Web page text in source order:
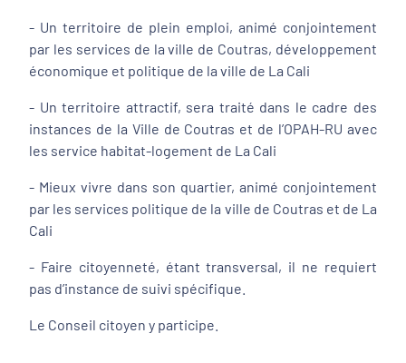
- Un territoire de plein emploi, animé conjointement
par les services de la ville de Coutras, développement
économique et politique de la ville de La Cali
- Un territoire attractif, sera traité dans le cadre des
instances de la Ville de Coutras et de l’OPAH-RU avec
les service habitat-logement de La Cali
- Mieux vivre dans son quartier, animé conjointement
par les services politique de la ville de Coutras et de La
Cali
- Faire citoyenneté, étant transversal, il ne requiert
pas d’instance de suivi spécifique.
Le Conseil citoyen y participe.